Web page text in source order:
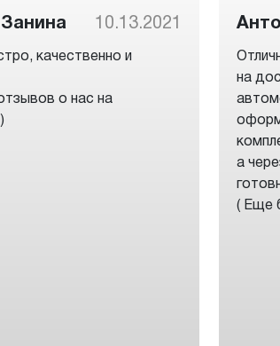
10.13.2021
качественно и
о нас на
)
на
а
( Еще